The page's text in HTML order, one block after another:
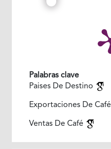
Palabras clave
Paises De Destino
Exportaciones De Café
Ventas De Café